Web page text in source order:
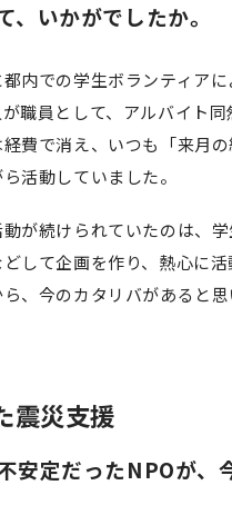
、いかがでしたか。
内での学生ボランティア
職員として、アルバイト
費で消え、いつも「来月
活動していました。
が続けられていたのは、
して企画を作り、熱心に
、今のカタリバがあると思
震災支援
安定だったNPOが、